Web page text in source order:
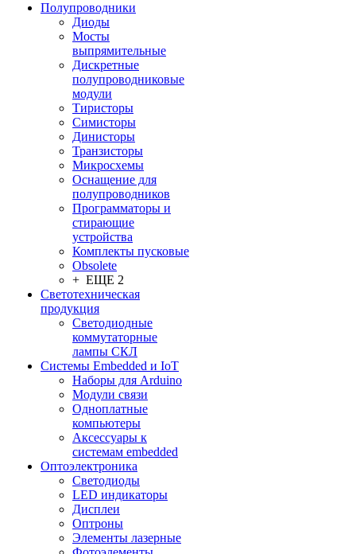
Полупроводники
Диоды
Мосты
выпрямительные
Дискретные
полупроводниковые
модули
Тиристоры
Симисторы
Динисторы
Транзисторы
Микросхемы
Оснащение для
полупроводников
Программаторы и
стирающие
устройства
Комплекты пусковые
Obsolete
+ ЕЩЕ 2
Светотехническая
продукция
Светодиодные
коммутаторные
лампы СКЛ
Системы Embedded и IoT
Наборы для Arduino
Модули связи
Одноплатные
компьютеры
Аксессуары к
системам embedded
Oптоэлектроника
Светодиоды
LED индикаторы
Дисплеи
Оптроны
Элементы лазерные